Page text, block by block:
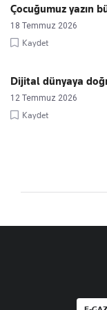
Çocuğumuz yazın
18 Temmuz 2026
Kaydet
Dijital dünyaya
12 Temmuz 2026
Kaydet